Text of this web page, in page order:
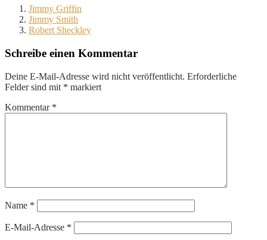
Jimmy Griffin
Jimmy Smith
Robert Sheckley
Schreibe einen Kommentar
Deine E-Mail-Adresse wird nicht veröffentlicht. Erforderliche
Felder sind mit * markiert
Kommentar *
Name *
E-Mail-Adresse *